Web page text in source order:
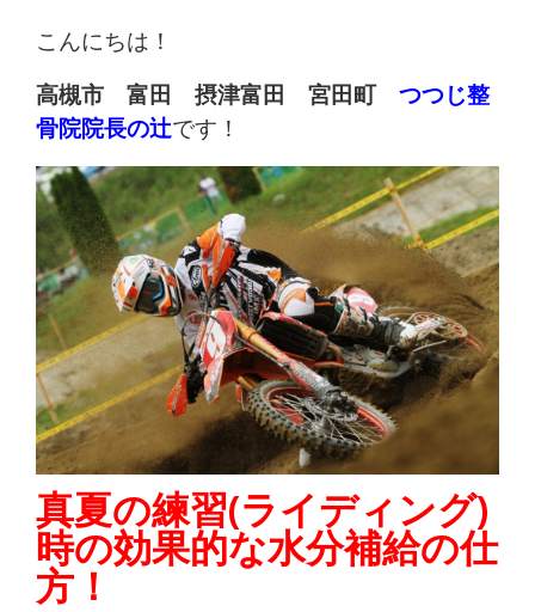
経
痛
は
つ
つ
じ
整
骨
院
こんにちは！
高槻市 富田 摂津富田 宮田町 つつじ整
骨院院長の辻です！
真夏の練習(ライディング)
時の効果的な水分補給の仕
方！